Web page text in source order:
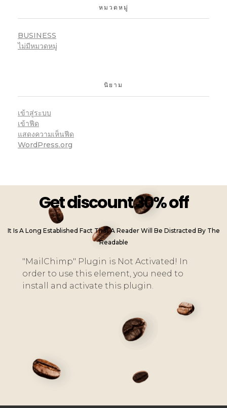
หมวดหมู่
BUSINESS
ไม่มีหมวดหมู่
นิยาม
เข้าสู่ระบบ
เข้าฟีด
แสดงความเห็นฟีด
WordPress.org
Get discount 30% off
It Is A Long Established Fact That A Reader Will Be Distracted By The
Readable
"MailChimp" Plugin is Not Activated!
In
order to use this element, you need to
install and activate this plugin.